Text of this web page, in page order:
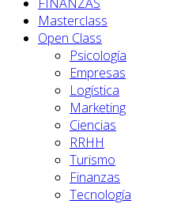
Masterclass
Open Class
Psicología
Empresas
Logística
Marketing
Ciencias
RRHH
Turismo
Finanzas
Tecnología